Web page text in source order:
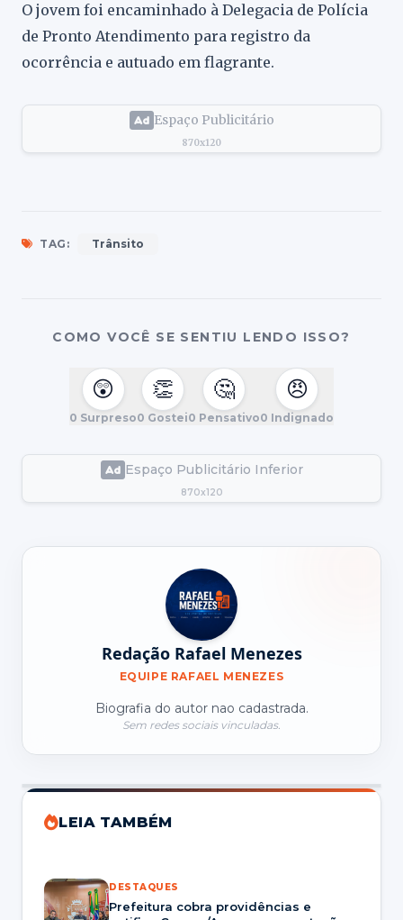
O jovem foi encaminhado à Delegacia de Polícia
de Pronto Atendimento para registro da
ocorrência e autuado em flagrante.
Espaço Publicitário
870x120
TAG: Trânsito
COMO VOCÊ SE SENTIU LENDO ISSO?
😲
0 Surpreso
👏
0 Gostei
🤔
0 Pensativo
😠
0 Indignado
Espaço Publicitário Inferior
870x120
Redação Rafael Menezes
EQUIPE RAFAEL MENEZES
Biografia do autor nao cadastrada.
Sem redes sociais vinculadas.
LEIA TAMBÉM
DESTAQUES
Prefeitura cobra providências e